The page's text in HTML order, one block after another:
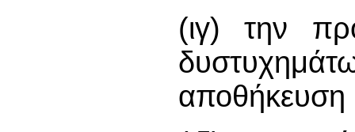
(ιγ) την
αποθήκευση